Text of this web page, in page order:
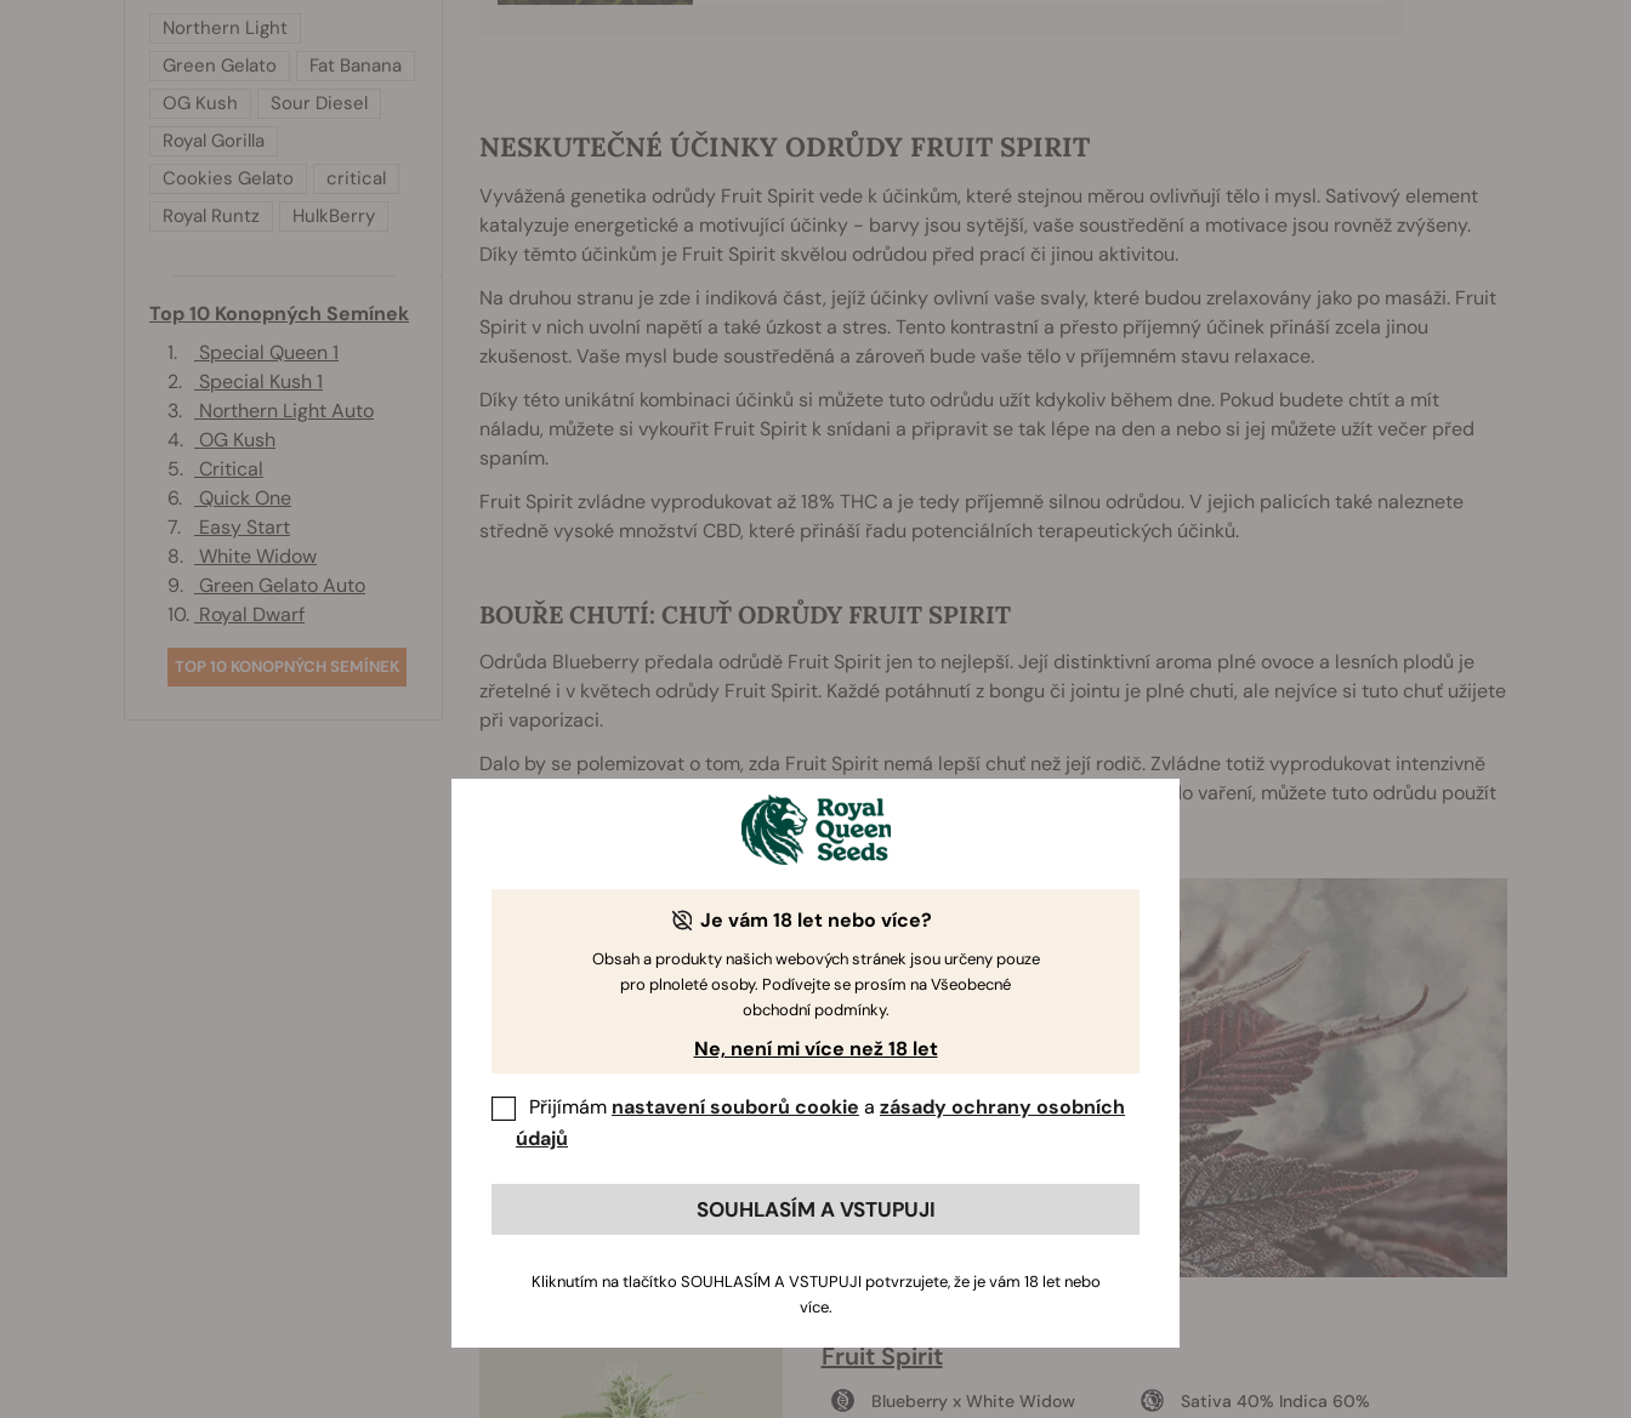
NESKUTEČNÉ ÚČINKY ODRŮDY FRUIT SPIRIT
Vyvážená genetika odrůdy Fruit Spirit vede k účinkům, které stejnou měrou ovlivňují tělo i mysl. Sativový element
katalyzuje energetické a motivující účinky - barvy jsou sytější, vaše soustředění a motivace jsou rovněž zvýšeny.
Díky těmto účinkům je Fruit Spirit skvělou odrůdou před prací či jinou aktivitou.
Na druhou stranu je zde i indiková část, jejíž účinky ovlivní vaše svaly, které budou zrelaxovány jako po masáži. Fruit
Spirit v nich uvolní napětí a také úzkost a stres. Tento kontrastní a přesto příjemný účinek přináší zcela jinou
zkušenost. Vaše mysl bude soustředěná a zároveň bude vaše tělo v příjemném stavu relaxace.
Díky této unikátní kombinaci účinků si můžete tuto odrůdu užít kdykoliv během dne. Pokud budete chtít a mít
náladu, můžete si vykouřit Fruit Spirit k snídani a připravit se tak lépe na den a nebo si jej můžete užít večer před
spaním.
Fruit Spirit zvládne vyprodukovat až 18% THC a je tedy příjemně silnou odrůdou. V jejich palicích také naleznete
středně vysoké množství CBD, které přináší řadu potenciálních terapeutických účinků.
BOUŘE CHUTÍ: CHUŤ ODRŮDY FRUIT SPIRIT
Odrůda Blueberry předala odrůdě Fruit Spirit jen to nejlepší. Její distinktivní aroma plné ovoce a lesních plodů je
zřetelné i v květech odrůdy Fruit Spirit. Každé potáhnutí z bongu či jointu je plné chuti, ale nejvíce si tuto chuť užijete
při vaporizaci.
Dalo by se polemizovat o tom, zda Fruit Spirit nemá lepší chuť než její rodič. Zvládne totiž vyprodukovat intenzivně
sladkou chuť, kterou si budete chtít užívat pořád dokola. Pokud jste nadšenec do vaření, můžete tuto odrůdu použít
k přípravě skvělých brownies a sušenek.
Fruit Spirit
Blueberry x White Widow Sativa 40% Indica 60%
Northern Light
Green Gelato
Fat Banana
OG Kush
Sour Diesel
Royal Gorilla
Cookies Gelato
critical
Royal Runtz
HulkBerry
Top 10 Konopných Semínek
1.
Special Queen 1
2.
Special Kush 1
3.
Northern Light Auto
4.
OG Kush
5.
Critical
6.
Quick One
7.
Easy Start
8.
White Widow
9.
Green Gelato Auto
10. Royal Dwarf
TOP 10 KONOPNÝCH SEMÍNEK
Je vám 18 let nebo více?
Obsah a produkty našich webových stránek jsou určeny pouze
pro plnoleté osoby. Podívejte se prosím na Všeobecné
obchodní podmínky.
Ne, není mi více než 18 let
Přijímám nastavení souborů cookie a zásady ochrany osobních
údajů
SOUHLASÍM A VSTUPUJI
Kliknutím na tlačítko SOUHLASÍM A VSTUPUJI potvrzujete, že je vám 18 let nebo
více.